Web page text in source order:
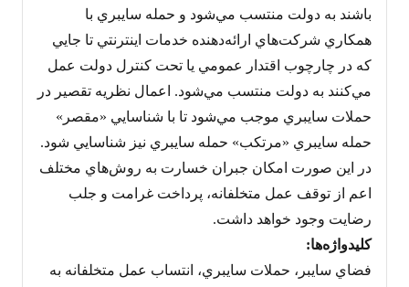
باشند به دولت منتسب مي‌شود و حمله سايبري با
همکاري شرکت‌هاي ارائه‌دهنده خدمات اينترنتي تا جايي
که در چارچوب اقتدار عمومي يا تحت کنترل دولت عمل
مي‌کنند به دولت منتسب مي‌شود. اعمال نظريه تقصير در
حملات سايبري موجب مي‌شود تا با شناسايي «مقصر»
حمله سايبري «مرتکب» حمله سايبري نيز شناسايي شود.
در اين صورت امکان جبران خسارت به روش‌هاي مختلف
اعم از توقف عمل متخلفانه،‌ پرداخت غرامت و جلب
رضايت وجود خواهد داشت.
کليدواژه‌ها:
فضاي سايبر، حملات سايبري، انتساب عمل متخلفانه به